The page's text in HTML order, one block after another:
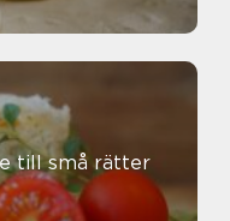
till små rätter